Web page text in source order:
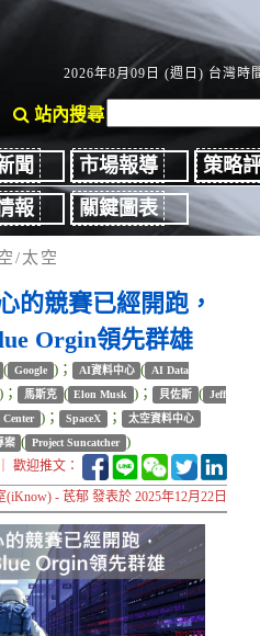
2026年8月09日 (週日) 台灣時
站內搜尋
聞 市場報導
策略
報
關鍵圖表
/太空
的競賽已經開跑，
Orgin領先群雄
( Google )； AI資料中心 ( AI Data
馬斯克 ( Elon Musk )； 貝佐斯 ( Jeff
Center )； SpaceX ； 太空資料中心
案 ( Project Suncatcher )
｜ 歡迎推文：
- 茋郁 發表於 2025年12月22日